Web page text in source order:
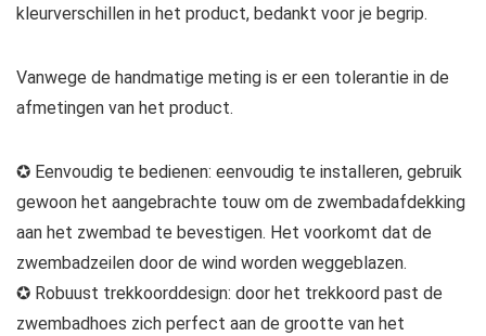
kleurverschillen in het product, bedankt voor je begrip.
Vanwege de handmatige meting is er een tolerantie in de
afmetingen van het product.
✪ Eenvoudig te bedienen: eenvoudig te installeren, gebruik
gewoon het aangebrachte touw om de zwembadafdekking
aan het zwembad te bevestigen. Het voorkomt dat de
zwembadzeilen door de wind worden weggeblazen.
✪ Robuust trekkoorddesign: door het trekkoord past de
zwembadhoes zich perfect aan de grootte van het